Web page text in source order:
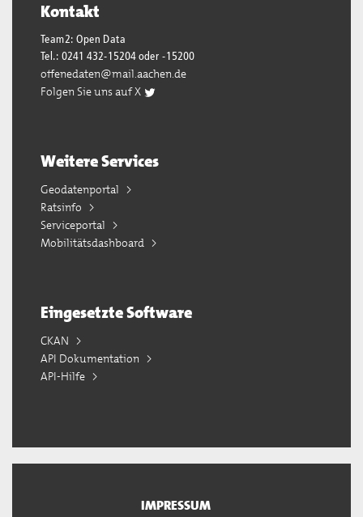
Kontakt
Team2: Open Data
Tel.: 0241 432-15204 oder -15200
offenedaten@mail.aachen.de
Folgen Sie uns auf X
Weitere Services
Geodatenportal
Ratsinfo
Serviceportal
Mobilitätsdashboard
Eingesetzte Software
CKAN
API Dokumentation
API-Hilfe
IMPRESSUM